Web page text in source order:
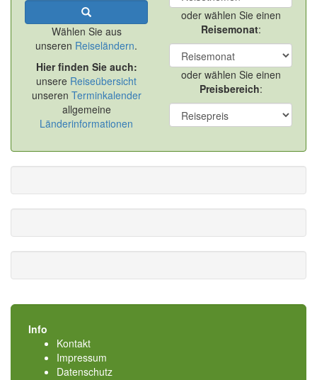
Wählen Sie aus
unseren Reiseländern.
Hier finden Sie auch:
unsere Reiseübersicht
unseren Terminkalender
allgemeine
Länderinformationen
oder wählen Sie einen
Reisemonat:
oder wählen Sie einen
Preisbereich:
Info
Kontakt
Impressum
Datenschutz